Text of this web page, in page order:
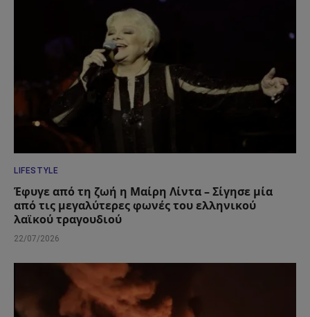
LIFESTYLE
Έφυγε από τη ζωή η Μαίρη Λίντα – Σίγησε μία
από τις μεγαλύτερες φωνές του ελληνικού
λαϊκού τραγουδιού
22/07/2026